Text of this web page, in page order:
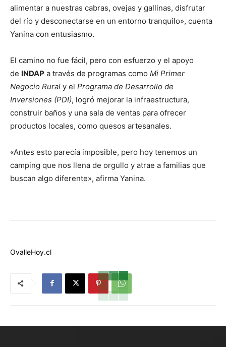
alimentar a nuestras cabras, ovejas y gallinas, disfrutar
del río y desconectarse en un entorno tranquilo», cuenta
Yanina con entusiasmo.
El camino no fue fácil, pero con esfuerzo y el apoyo
de INDAP a través de programas como Mi Primer
Negocio Rural y el Programa de Desarrollo de
Inversiones (PDI), logró mejorar la infraestructura,
construir baños y una sala de ventas para ofrecer
productos locales, como quesos artesanales.
«Antes esto parecía imposible, pero hoy tenemos un
camping que nos llena de orgullo y atrae a familias que
buscan algo diferente», afirma Yanina.
OvalleHoy.cl